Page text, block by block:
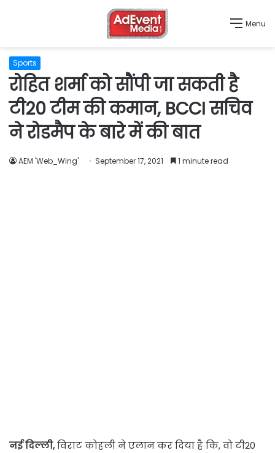
Menu
Sports
रोहित शर्मा को सौंपी जा सकती है
टी20 टीम की कमान, BCCI सचिव
ने रोडमैप के बारे में की बात
AEM 'Web_Wing' September 17, 2021 1 minute read
नई दिल्ली,विराट कोहली ने एलान कर दिया है कि, वो टी20